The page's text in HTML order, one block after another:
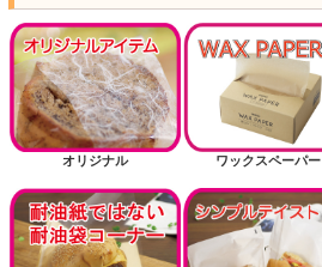
オリジナル ワックスペーパー